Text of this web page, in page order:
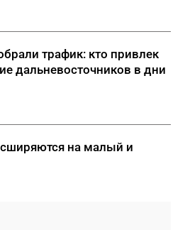
трафик: кто привлек
дальневосточников в дни
на малый и